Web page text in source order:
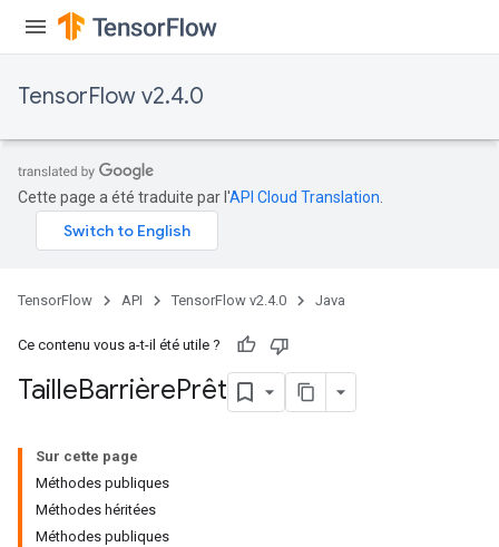
TensorFlow v2.4.0
Cette page a été traduite par l'API Cloud Translation
TensorFlow API TensorFlow v2.4.0 Java
Ce contenu vous a-t-il été utile ?
TailleBarrièrePrêt
Sur cette page
Méthodes publiques
Méthodes héritées
Méthodes publiques